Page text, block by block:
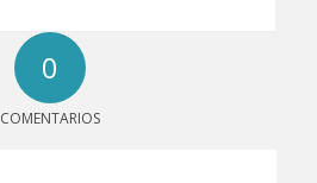
0
COMENTARIOS